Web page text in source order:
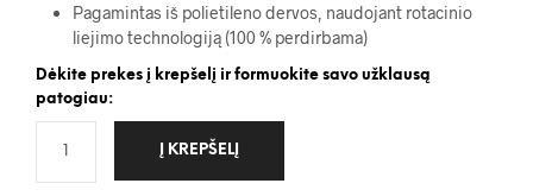
Pagamintas iš polietileno dervos, naudojant rotacinio
liejimo technologiją (100 % perdirbama)
Dėkite prekes į krepšelį ir formuokite savo užklausą
patogiau:
Į KREPŠELĮ